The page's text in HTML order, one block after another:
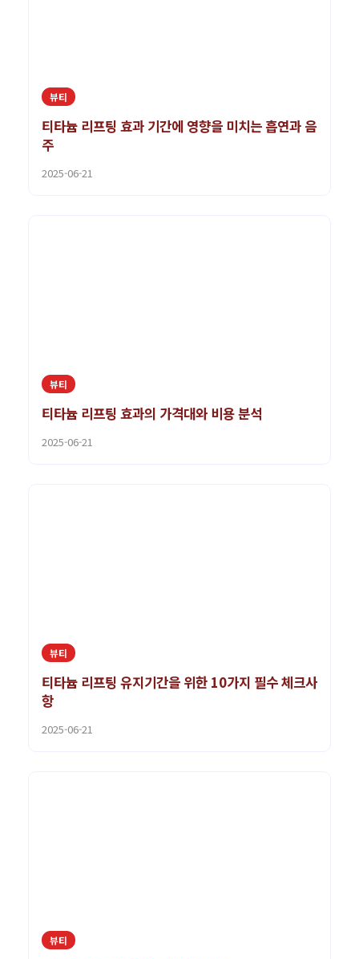
뷰티
티타늄 리프팅 효과 기간에 영향을 미치는 흡연과 음
주
2025-06-21
뷰티
티타늄 리프팅 효과의 가격대와 비용 분석
2025-06-21
뷰티
티타늄 리프팅 유지기간을 위한 10가지 필수 체크사
항
2025-06-21
뷰티